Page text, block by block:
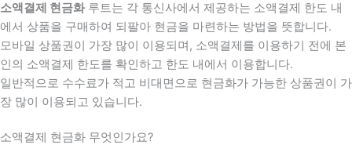
소액결제 현금화루트는 각 통신사에서 제공하는 소액결제 한도 내
에서 상품을 구매하여 되팔아 현금을 마련하는 방법을 뜻합니다.
모바일 상품권이 가장 많이 이용되며, 소액결제를 이용하기 전에 본
인의 소액결제 한도를 확인하고 한도 내에서 이용합니다.
일반적으로 수수료가 적고 비대면으로 현금화가 가능한 상품권이 가
장 많이 이용되고 있습니다.
소액결제 현금화 무엇인가요?